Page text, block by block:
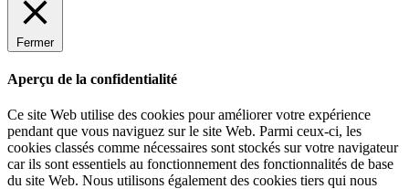
Fermer
Aperçu de la confidentialité
Ce site Web utilise des cookies pour améliorer votre expérience
pendant que vous naviguez sur le site Web. Parmi ceux-ci, les
cookies classés comme nécessaires sont stockés sur votre navigateur
car ils sont essentiels au fonctionnement des fonctionnalités de base
du site Web. Nous utilisons également des cookies tiers qui nous